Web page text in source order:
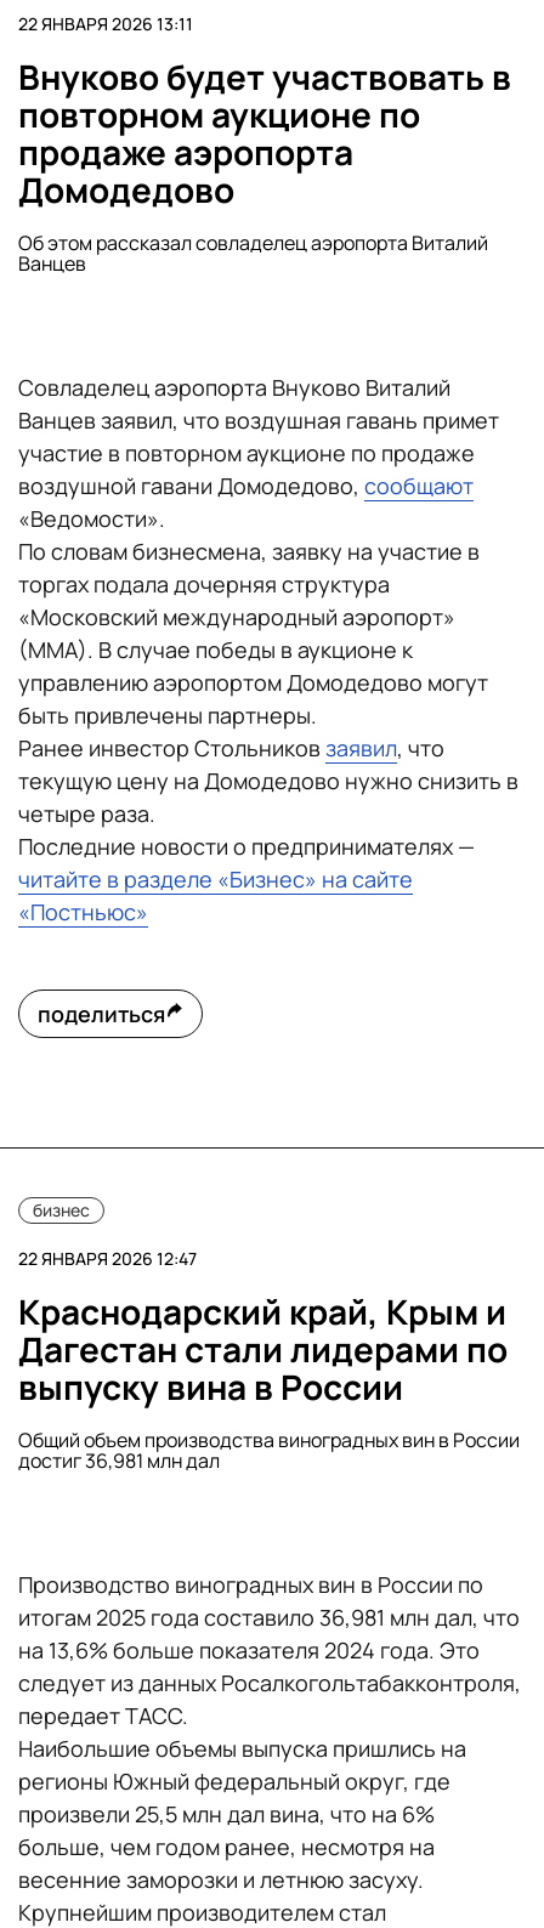
22 ЯНВАРЯ 2026 13:11
Внуково будет участвовать в
повторном аукционе по
продаже аэропорта
Домодедово
Об этом рассказал совладелец аэропорта Виталий
Ванцев
Совладелец аэропорта Внуково Виталий
Ванцев заявил, что воздушная гавань примет
участие в повторном аукционе по продаже
воздушной гавани Домодедово, сообщают
«Ведомости».
По словам бизнесмена, заявку на участие в
торгах подала дочерняя структура
«Московский международный аэропорт»
(ММА). В случае победы в аукционе к
управлению аэропортом Домодедово могут
быть привлечены партнеры.
Ранее инвестор Стольников заявил, что
текущую цену на Домодедово нужно снизить в
четыре раза.
Последние новости о предпринимателях —
читайте в разделе «Бизнес» на сайте
«Постньюс»
поделиться
бизнес
22 ЯНВАРЯ 2026 12:47
Краснодарский край, Крым и
Дагестан стали лидерами по
выпуску вина в России
Общий объем производства виноградных вин в России
достиг 36,981 млн дал
Производство виноградных вин в России по
итогам 2025 года составило 36,981 млн дал, что
на 13,6% больше показателя 2024 года. Это
следует из данных Росалкогольтабакконтроля,
передает ТАСС.
Наибольшие объемы выпуска пришлись на
регионы Южный федеральный округ, где
произвели 25,5 млн дал вина, что на 6%
больше, чем годом ранее, несмотря на
весенние заморозки и летнюю засуху.
Крупнейшим производителем стал